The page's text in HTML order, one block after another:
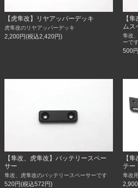
【虎隼改】リヤアッパーデッキ
虎隼改のリヤアッパーデッキ
2,200円(税込2,420円)
【
ムス
隼改
ーです
500
【隼改、虎隼改】バッテリースペー
サー
隼改、虎隼改のバッテリースペーサーです
520円(税込572円)
【
テー
隼改